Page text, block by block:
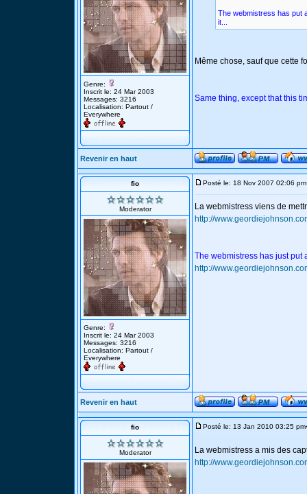
Genre:
Inscrit le: 24 Mar 2003
Messages: 3216
Localisation: Partout /
Everywhere
The webmistress has put
it...
Même chose, sauf que cette
Same thing, except that this
Revenir en haut
fio
Moderator
Genre:
Inscrit le: 24 Mar 2003
Messages: 3216
Localisation: Partout /
Everywhere
Posté le: 18 Nov 2007 02:06 pm
La webmistress viens de
http://
The webmistress has just put
http://
Revenir en haut
fio
Moderator
Posté le: 13 Jan 2010 03:25 pm
La webmistress a mis des
http://